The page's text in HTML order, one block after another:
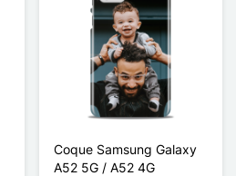
Coque Samsung Galaxy
A52 5G / A52 4G